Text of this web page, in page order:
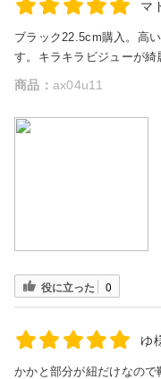
マ
ブラック22.5cm購入。高
す。キラキラビジューが綺
商品： ax04u11
役に立った 0
ゆ
かかと部分が紐だけなので